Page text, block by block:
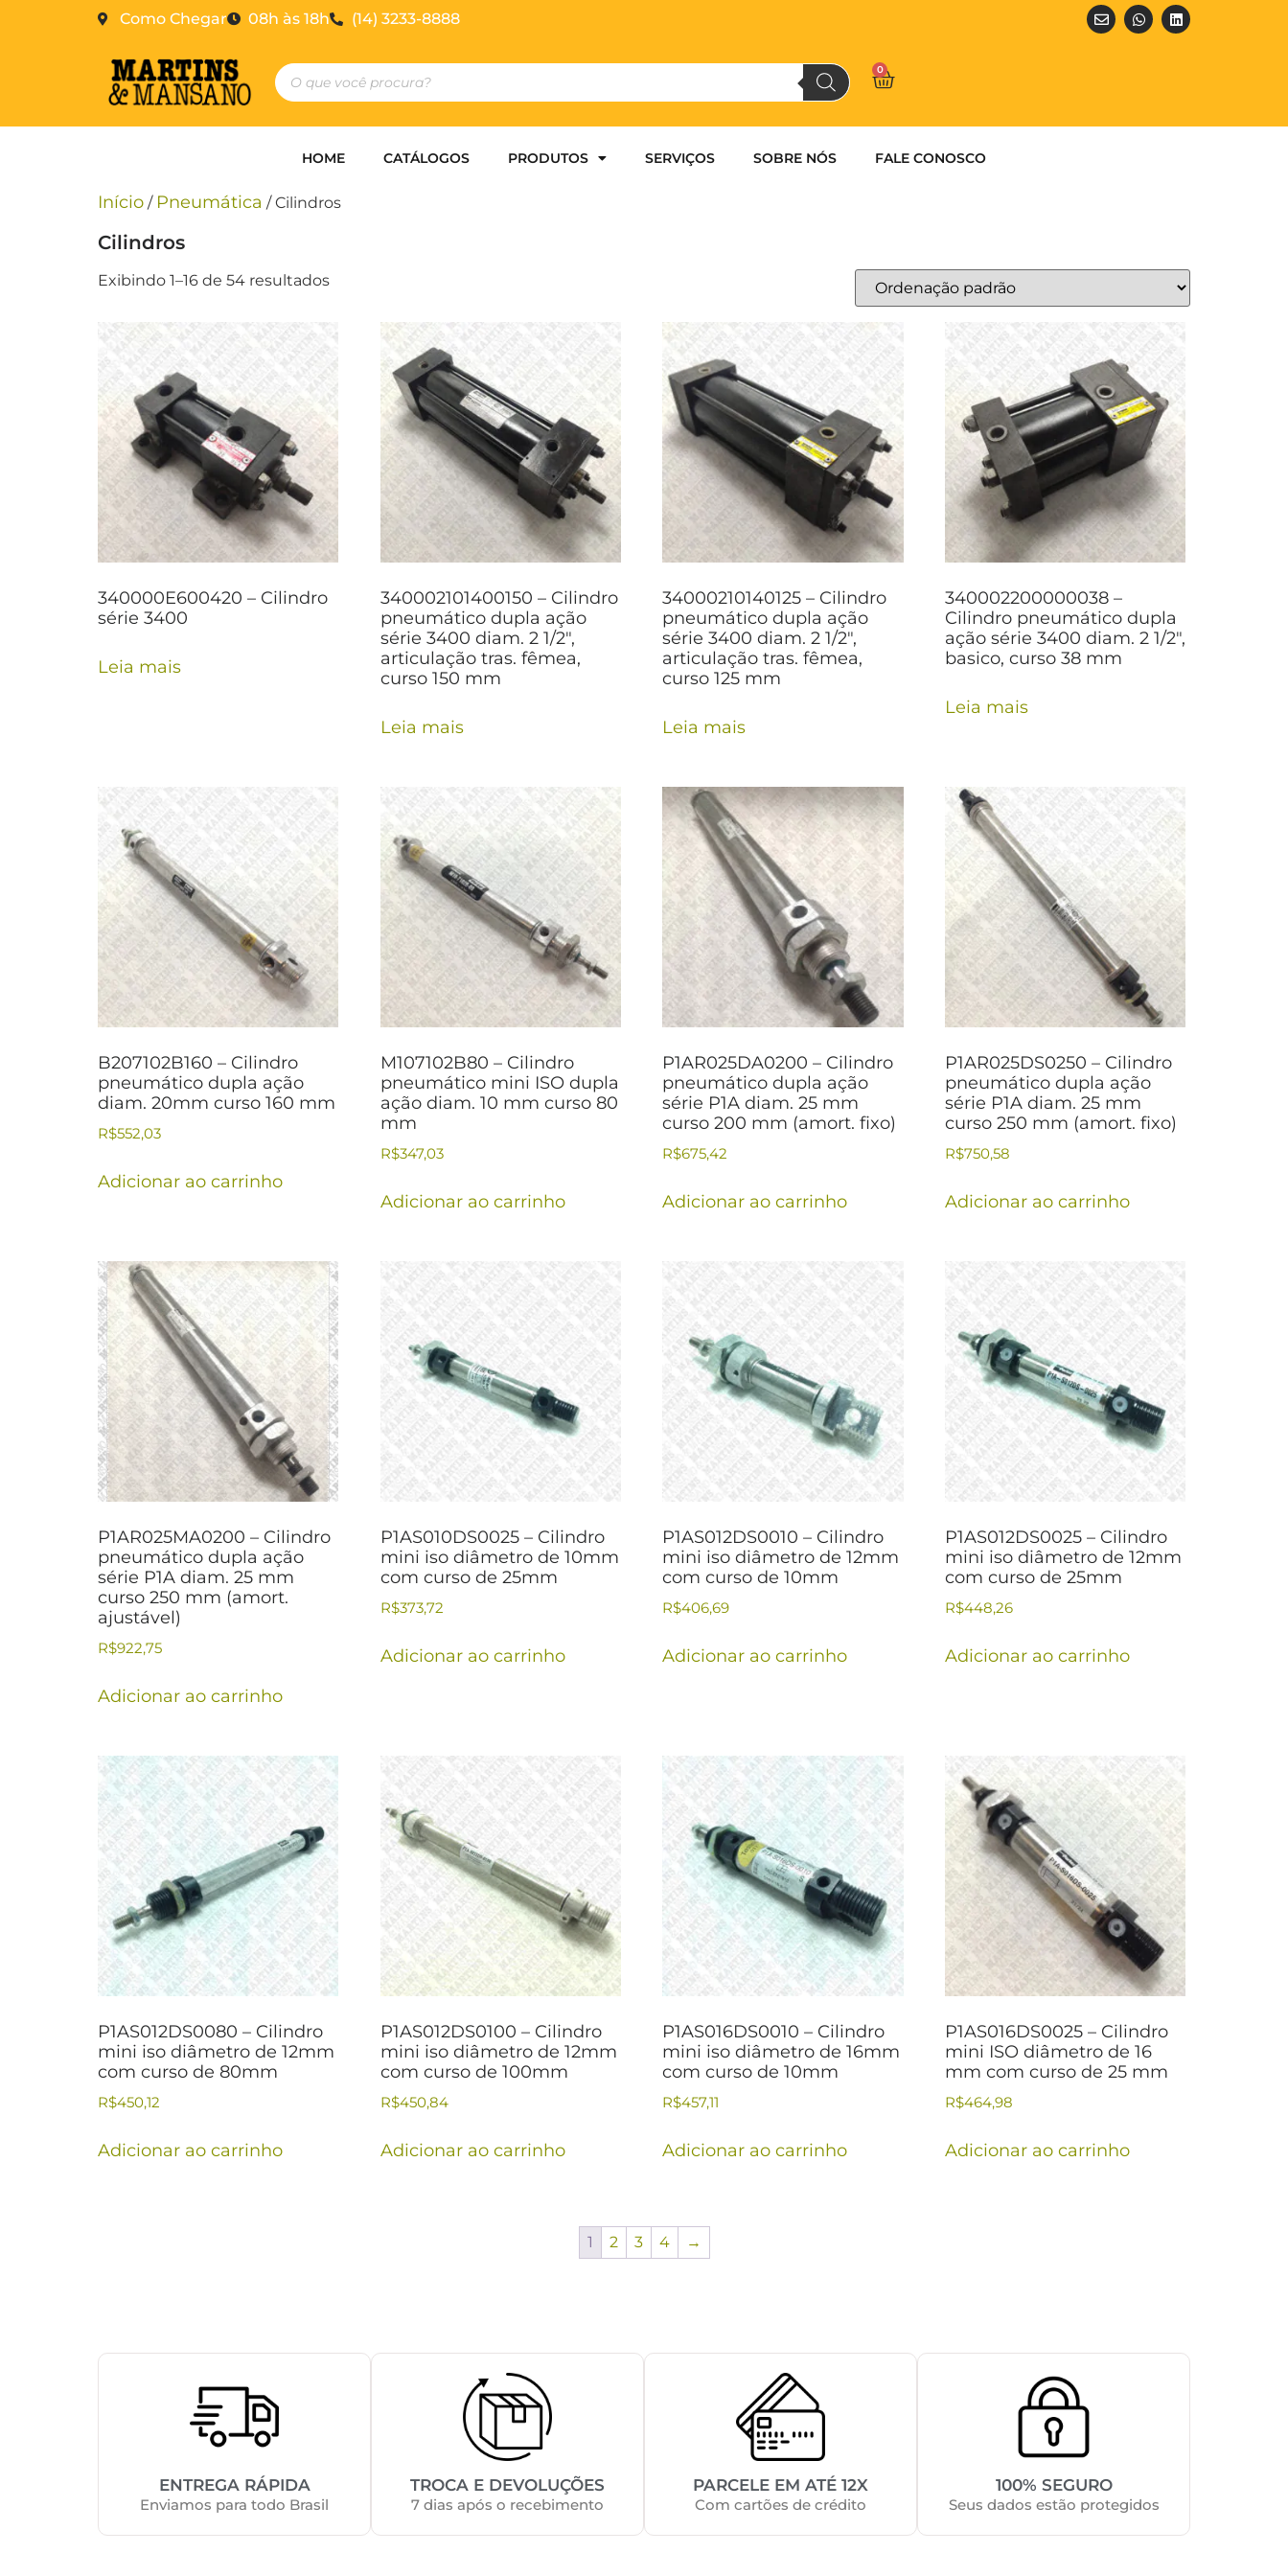
Como Chegar 08h às 18h (14) 3233-8888
0
HOME CATÁLOGOS PRODUTOS SERVIÇOS SOBRE NÓS FALE CONOSCO
Início / Pneumática / Cilindros
Cilindros
Exibindo 1–16 de 54 resultados
340000E600420 – Cilindro
série 3400
Leia mais
340002101400150 – Cilindro
pneumático dupla ação
série 3400 diam. 2 1/2″,
articulação tras. fêmea,
curso 150 mm
Leia mais
34000210140125 – Cilindro
pneumático dupla ação
série 3400 diam. 2 1/2″,
articulação tras. fêmea,
curso 125 mm
Leia mais
340002200000038 –
Cilindro pneumático dupla
ação série 3400 diam. 2 1/2″,
basico, curso 38 mm
Leia mais
B207102B160 – Cilindro
pneumático dupla ação
diam. 20mm curso 160 mm
R$552,03
Adicionar ao carrinho
M107102B80 – Cilindro
pneumático mini ISO dupla
ação diam. 10 mm curso 80
mm
R$347,03
Adicionar ao carrinho
P1AR025DA0200 – Cilindro
pneumático dupla ação
série P1A diam. 25 mm
curso 200 mm (amort. fixo)
R$675,42
Adicionar ao carrinho
P1AR025DS0250 – Cilindro
pneumático dupla ação
série P1A diam. 25 mm
curso 250 mm (amort. fixo)
R$750,58
Adicionar ao carrinho
P1AR025MA0200 – Cilindro
pneumático dupla ação
série P1A diam. 25 mm
curso 250 mm (amort.
ajustável)
R$922,75
Adicionar ao carrinho
P1AS010DS0025 – Cilindro
mini iso diâmetro de 10mm
com curso de 25mm
R$373,72
Adicionar ao carrinho
P1AS012DS0010 – Cilindro
mini iso diâmetro de 12mm
com curso de 10mm
R$406,69
Adicionar ao carrinho
P1AS012DS0025 – Cilindro
mini iso diâmetro de 12mm
com curso de 25mm
R$448,26
Adicionar ao carrinho
P1AS012DS0080 – Cilindro
mini iso diâmetro de 12mm
com curso de 80mm
R$450,12
Adicionar ao carrinho
P1AS012DS0100 – Cilindro
mini iso diâmetro de 12mm
com curso de 100mm
R$450,84
Adicionar ao carrinho
P1AS016DS0010 – Cilindro
mini iso diâmetro de 16mm
com curso de 10mm
R$457,11
Adicionar ao carrinho
P1AS016DS0025 – Cilindro
mini ISO diâmetro de 16
mm com curso de 25 mm
R$464,98
Adicionar ao carrinho
1 2 3 4 →
ENTREGA RÁPIDA
Enviamos para todo Brasil
TROCA E DEVOLUÇÕES
7 dias após o recebimento
PARCELE EM ATÉ 12X
Com cartões de crédito
100% SEGURO
Seus dados estão protegidos